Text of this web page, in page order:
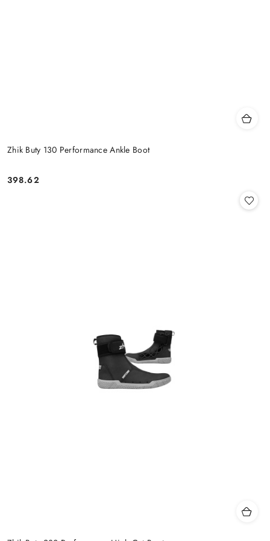
Zhik Buty 130 Performance Ankle Boot
Cena:
398.62